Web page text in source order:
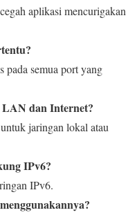
aplikasi mencurigakan
pada semua port yang
dan Internet?
jaringan lokal atau
IPv6?
IPv6.